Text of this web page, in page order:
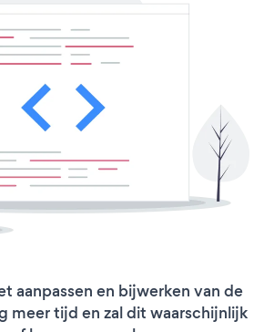
aanpassen en bijwerken van de
meer tijd en zal dit waarschijnlijk